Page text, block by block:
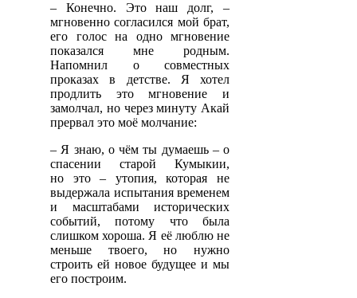
– Конечно. Это наш долг, –
мгновенно согласился мой брат,
его голос на одно мгновение
показался мне родным.
Напомнил о совместных
проказах в детстве. Я хотел
продлить это мгновение и
замолчал, но через минуту Акай
прервал это моё молчание:
– Я знаю, о чём ты думаешь – о
спасении старой Кумыкии,
но это – утопия, которая не
выдержала испытания временем
и масштабами исторических
событий, потому что была
слишком хороша. Я её люблю не
меньше твоего, но нужно
строить ей новое будущее и мы
его построим.